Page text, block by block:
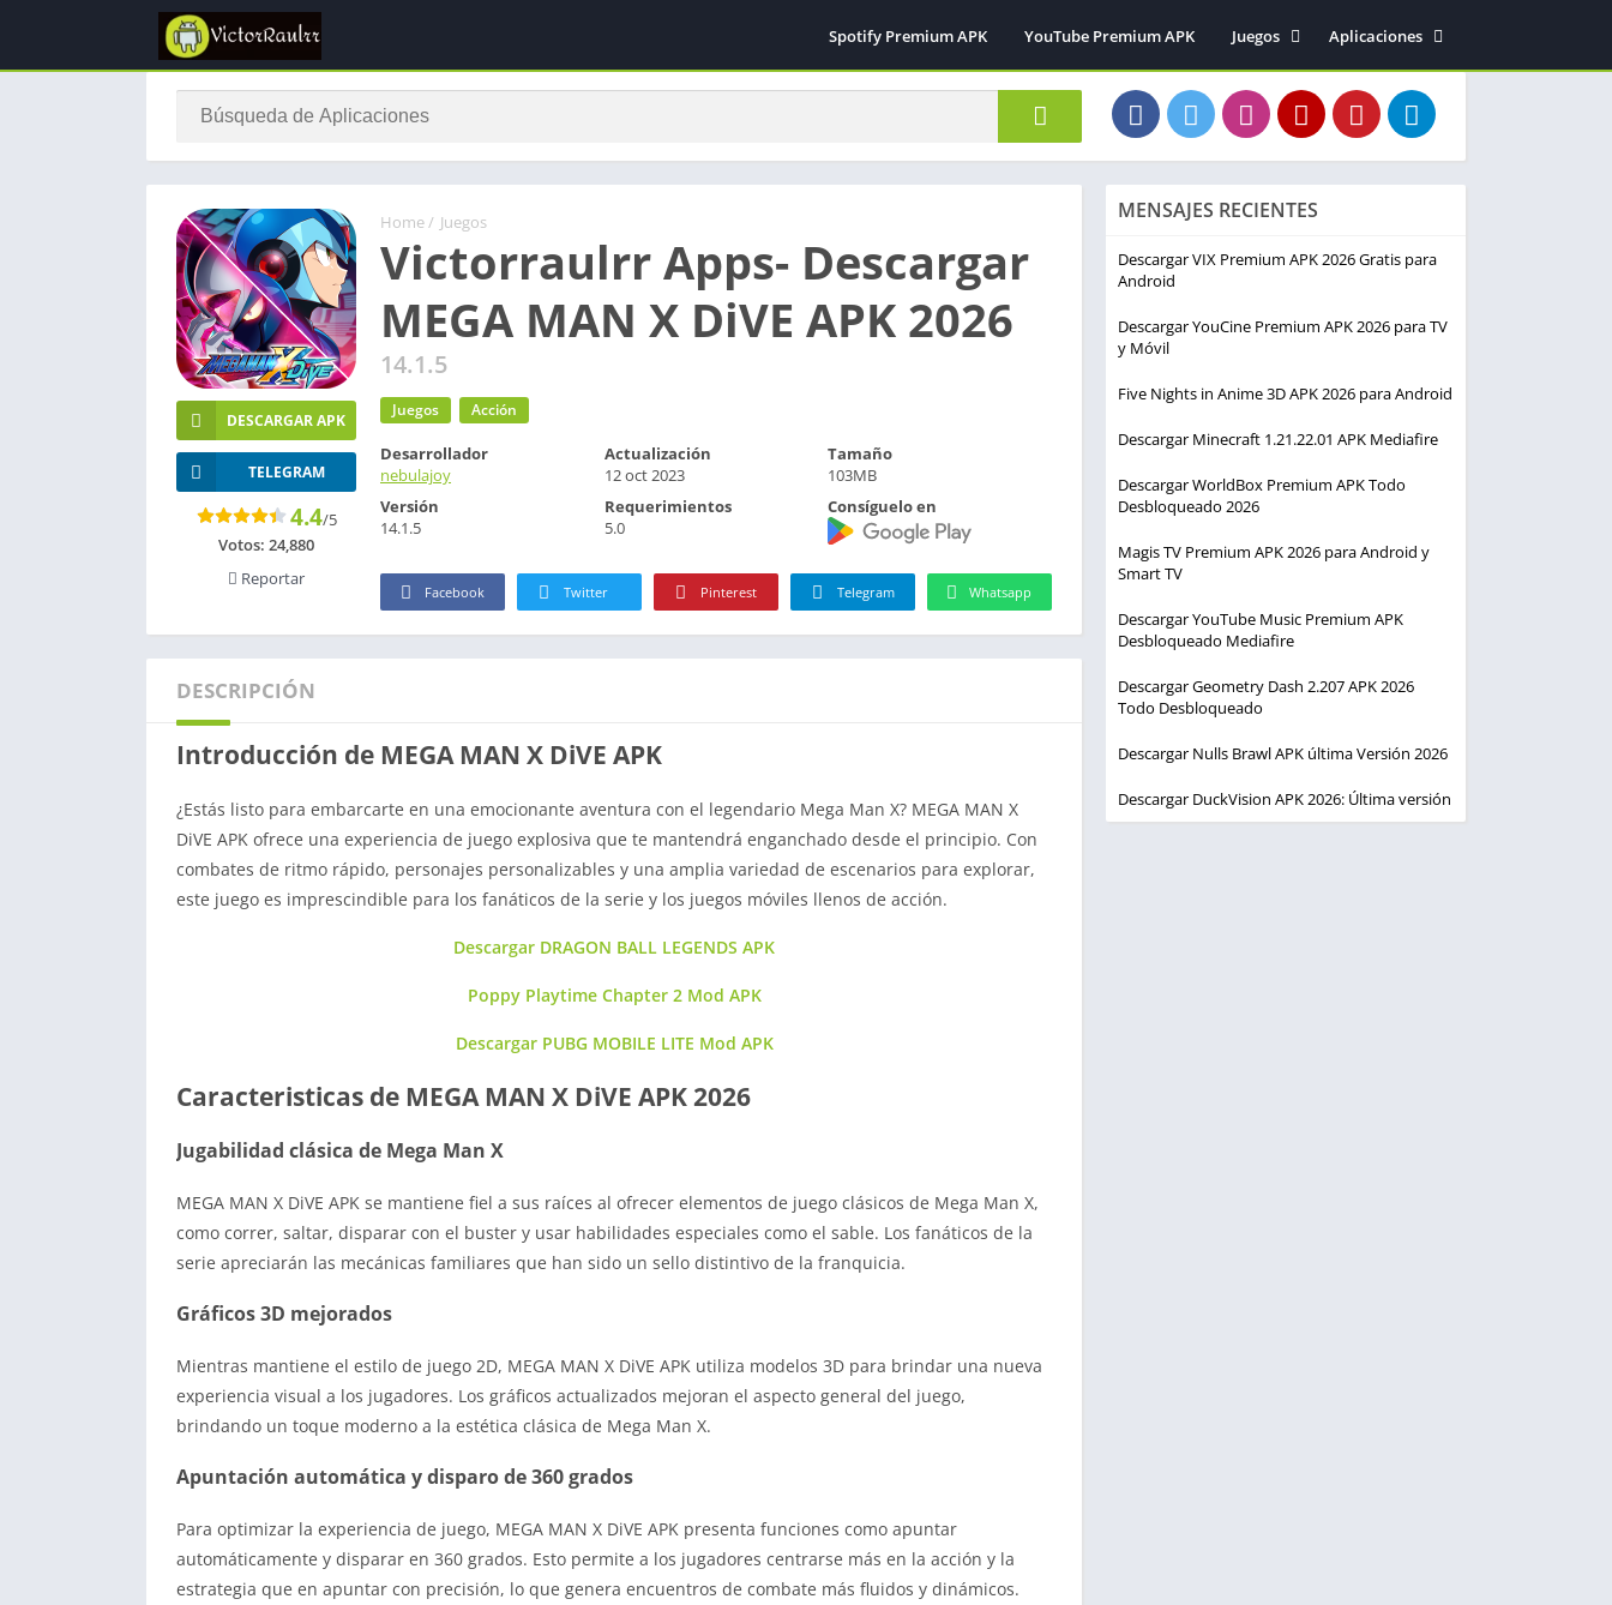
Spotify Premium APK YouTube Premium APK
Juegos
Acción
Arcade
Deportes
Estrategia
Simulación
Aplicaciones
Entretenimiento
Herramientas
Música y audio
Home / Juegos
Victorraulrr Apps- Descargar
MEGA MAN X DiVE APK 2026
14.1.5
Juegos Acción
DESCARGAR APK
TELEGRAM
4.4/5
Votos: 24,880
Reportar
Desarrollador
nebulajoy
Actualización
12 oct 2023
Tamaño
103MB
Versión
14.1.5
Requerimientos
5.0
Consíguelo en
Facebook Twitter Pinterest Telegram Whatsapp
DESCRIPCIÓN
Introducción de MEGA MAN X DiVE APK
¿Estás listo para embarcarte en una emocionante aventura con el legendario Mega Man X? MEGA MAN X
DiVE APK ofrece una experiencia de juego explosiva que te mantendrá enganchado desde el principio. Con
combates de ritmo rápido, personajes personalizables y una amplia variedad de escenarios para explorar,
este juego es imprescindible para los fanáticos de la serie y los juegos móviles llenos de acción.
Descargar DRAGON BALL LEGENDS APK
Poppy Playtime Chapter 2 Mod APK
Descargar PUBG MOBILE LITE Mod APK
Caracteristicas de MEGA MAN X DiVE APK 2026
Jugabilidad clásica de Mega Man X
MEGA MAN X DiVE APK se mantiene fiel a sus raíces al ofrecer elementos de juego clásicos de Mega Man X,
como correr, saltar, disparar con el buster y usar habilidades especiales como el sable. Los fanáticos de la
serie apreciarán las mecánicas familiares que han sido un sello distintivo de la franquicia.
Gráficos 3D mejorados
Mientras mantiene el estilo de juego 2D, MEGA MAN X DiVE APK utiliza modelos 3D para brindar una nueva
experiencia visual a los jugadores. Los gráficos actualizados mejoran el aspecto general del juego,
brindando un toque moderno a la estética clásica de Mega Man X.
Apuntación automática y disparo de 360 ​​grados
Para optimizar la experiencia de juego, MEGA MAN X DiVE APK presenta funciones como apuntar
automáticamente y disparar en 360 grados. Esto permite a los jugadores centrarse más en la acción y la
estrategia que en apuntar con precisión, lo que genera encuentros de combate más fluidos y dinámicos.
MENSAJES RECIENTES
Descargar VIX Premium APK 2026 Gratis para
Android
Descargar YouCine Premium APK 2026 para TV
y Móvil
Five Nights in Anime 3D APK 2026 para Android
Descargar Minecraft 1.21.22.01 APK Mediafire
Descargar WorldBox Premium APK Todo
Desbloqueado 2026
Magis TV Premium APK 2026 para Android y
Smart TV
Descargar YouTube Music Premium APK
Desbloqueado Mediafire
Descargar Geometry Dash 2.207 APK 2026
Todo Desbloqueado
Descargar Nulls Brawl APK última Versión 2026
Descargar DuckVision APK 2026: Última versión